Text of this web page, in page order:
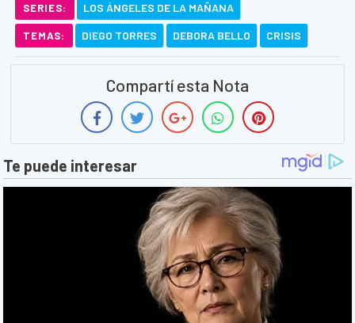
SERIES: LOS ÁNGELES DE LA MAÑANA
TEMAS: DIEGO TORRES DEBORA BELLO CRISIS
Compartí esta Nota